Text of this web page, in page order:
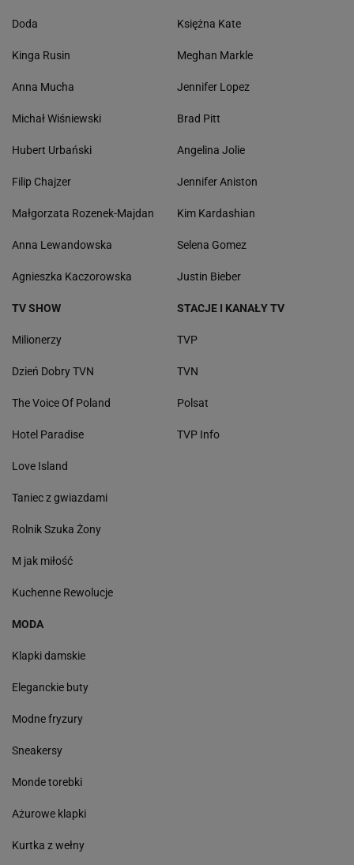
Doda
Kinga Rusin
Anna Mucha
Michał Wiśniewski
Hubert Urbański
Filip Chajzer
Małgorzata Rozenek-Majdan
Anna Lewandowska
Agnieszka Kaczorowska
Księżna Kate
Meghan Markle
Jennifer Lopez
Brad Pitt
Angelina Jolie
Jennifer Aniston
Kim Kardashian
Selena Gomez
Justin Bieber
TV SHOW
Milionerzy
Dzień Dobry TVN
The Voice Of Poland
Hotel Paradise
Love Island
Taniec z gwiazdami
Rolnik Szuka Żony
M jak miłość
Kuchenne Rewolucje
STACJE I KANAŁY TV
TVP
TVN
Polsat
TVP Info
MODA
Klapki damskie
Eleganckie buty
Modne fryzury
Sneakersy
Monde torebki
Ażurowe klapki
Kurtka z wełny